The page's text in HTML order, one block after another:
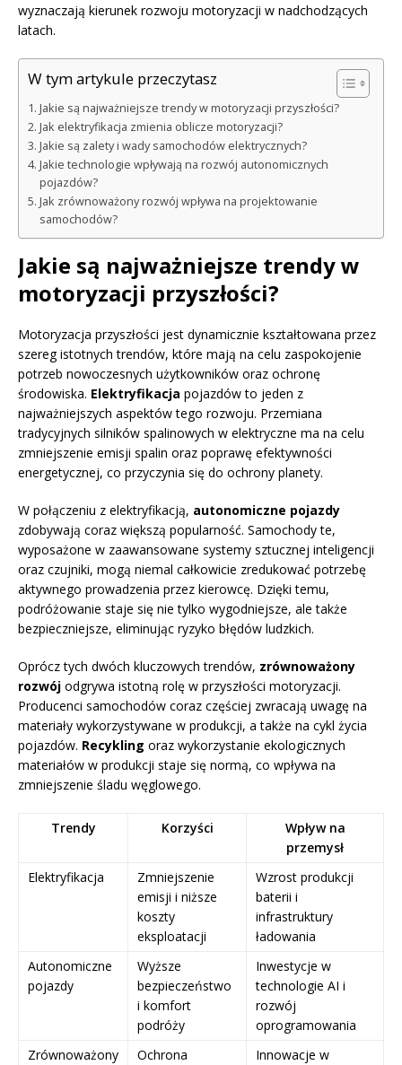
wyznaczają kierunek rozwoju motoryzacji w nadchodzących
latach.
W tym artykule przeczytasz
Jakie są najważniejsze trendy w motoryzacji przyszłości?
Jak elektryfikacja zmienia oblicze motoryzacji?
Jakie są zalety i wady samochodów elektrycznych?
Jakie technologie wpływają na rozwój autonomicznych
pojazdów?
Jak zrównoważony rozwój wpływa na projektowanie
samochodów?
Jakie są najważniejsze trendy w
motoryzacji przyszłości?
Motoryzacja przyszłości jest dynamicznie kształtowana przez
szereg istotnych trendów, które mają na celu zaspokojenie
potrzeb nowoczesnych użytkowników oraz ochronę
środowiska. Elektryfikacja pojazdów to jeden z
najważniejszych aspektów tego rozwoju. Przemiana
tradycyjnych silników spalinowych w elektryczne ma na celu
zmniejszenie emisji spalin oraz poprawę efektywności
energetycznej, co przyczynia się do ochrony planety.
W połączeniu z elektryfikacją, autonomiczne pojazdy
zdobywają coraz większą popularność. Samochody te,
wyposażone w zaawansowane systemy sztucznej inteligencji
oraz czujniki, mogą niemal całkowicie zredukować potrzebę
aktywnego prowadzenia przez kierowcę. Dzięki temu,
podróżowanie staje się nie tylko wygodniejsze, ale także
bezpieczniejsze, eliminując ryzyko błędów ludzkich.
Oprócz tych dwóch kluczowych trendów, zrównoważony
rozwój odgrywa istotną rolę w przyszłości motoryzacji.
Producenci samochodów coraz częściej zwracają uwagę na
materiały wykorzystywane w produkcji, a także na cykl życia
pojazdów. Recykling oraz wykorzystanie ekologicznych
materiałów w produkcji staje się normą, co wpływa na
zmniejszenie śladu węglowego.
Trendy Korzyści
Wpływ na
przemysł
Elektryfikacja
Zmniejszenie
emisji i niższe
koszty
eksploatacji
Wzrost produkcji
baterii i
infrastruktury
ładowania
Autonomiczne
pojazdy
Wyższe
bezpieczeństwo
i komfort
podróży
Inwestycje w
technologie AI i
rozwój
oprogramowania
Zrównoważony
Ochrona
Innowacje w